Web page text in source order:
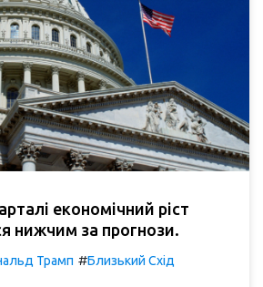
економічний ріст
нижчим за прогнози.
Трамп #Близький Схід